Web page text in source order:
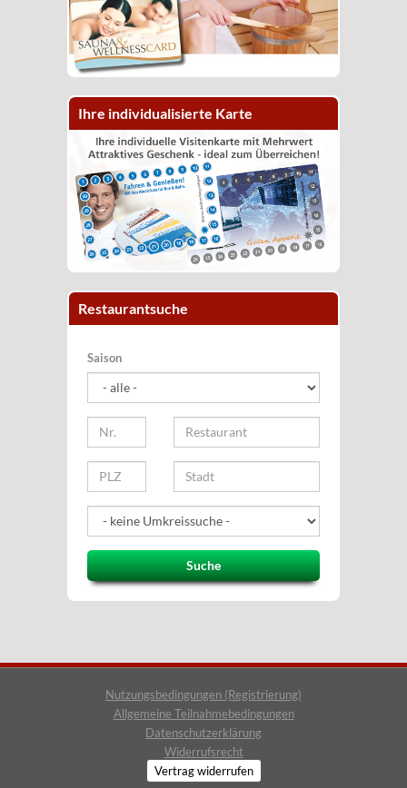
Ihre individualisierte Karte
Restaurantsuche
Saison
Suche
Nutzungsbedingungen (Registrierung)
Allgemeine Teilnahmebedingungen
Datenschutzerklärung
Widerrufsrecht
Vertrag widerrufen